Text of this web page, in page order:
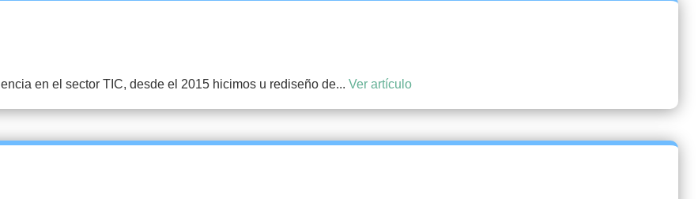
en el sector TIC, desde el 2015 hicimos u rediseño de... Ver artículo